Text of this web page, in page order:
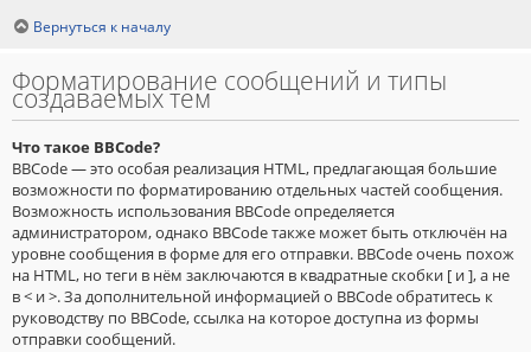
Вернуться к началу
Форматирование сообщений и типы
создаваемых тем
Что такое BBCode?
BBCode — это особая реализация HTML, предлагающая большие
возможности по форматированию отдельных частей сообщения.
Возможность использования BBCode определяется
администратором, однако BBCode также может быть отключён на
уровне сообщения в форме для его отправки. BBCode очень похож
на HTML, но теги в нём заключаются в квадратные скобки [ и ], а не
в < и >. За дополнительной информацией о BBCode обратитесь к
руководству по BBCode, ссылка на которое доступна из формы
отправки сообщений.